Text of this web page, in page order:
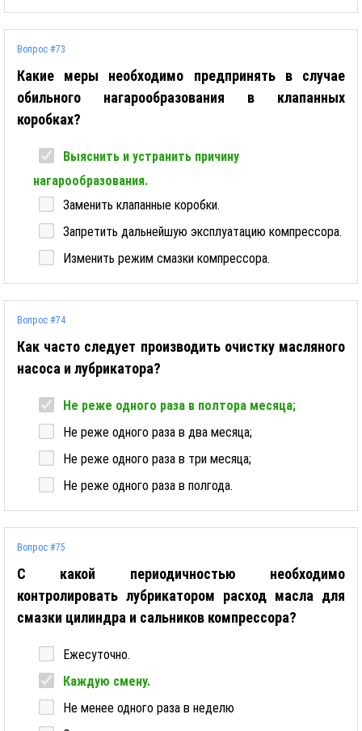
Вопрос #73
Какие меры необходимо предпринять в случае
обильного нагарообразования в клапанных
коробках?
Выяснить и устранить причину
нагарообразования.
Заменить клапанные коробки.
Запретить дальнейшую эксплуатацию компрессора.
Изменить режим смазки компрессора.
Вопрос #74
Как часто следует производить очистку масляного
насоса и лубрикатора?
Не реже одного раза в полтора месяца;
Не реже одного раза в два месяца;
Не реже одного раза в три месяца;
Не реже одного раза в полгода.
Вопрос #75
С какой периодичностью необходимо
контролировать лубрикатором расход масла для
смазки цилиндра и сальников компрессора?
Ежесуточно.
Каждую смену.
Не менее одного раза в неделю